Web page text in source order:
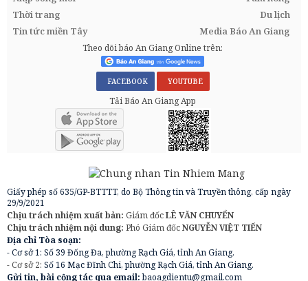
Thời trang
Du lịch
Tin tức miền Tây
Media Báo An Giang
Theo dõi báo An Giang Online trên:
FACEBOOK YOUTUBE
Tải Báo An Giang App
Giấy phép số 635/GP-BTTTT, do Bộ Thông tin và Truyền thông, cấp ngày
29/9/2021
Chịu trách nhiệm xuất bản: Giám đốcLÊ VĂN CHUYỂN
Chịu trách nhiệm nội dung: Phó Giám đốcNGUYỄN VIỆT TIẾN
Địa chỉ Tòa soạn:
- Cơ sở 1: Số 39 Đống Đa, phường Rạch Giá, tỉnh An Giang.
- Cơ sở 2: Số 16 Mạc Đĩnh Chi, phường Rạch Giá, tỉnh An Giang.
Gửi tin, bài cộng tác qua email:baoagdientu@gmail.com